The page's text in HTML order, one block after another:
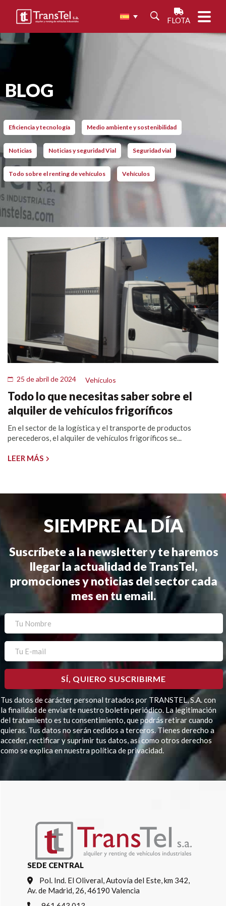
FLOTA
BLOG
Eficiencia y tecnología Medio ambiente y sostenibilidad
Noticias Noticias y seguridad Vial Seguridad vial
Todo sobre el renting de vehículos Vehículos
25 de abril de 2024 Vehículos
Todo lo que necesitas saber sobre el
alquiler de vehículos frigoríficos
En el sector de la logística y el transporte de productos
perecederos, el alquiler de vehículos frigoríficos se...
LEER MÁS
SIEMPRE AL DÍA
Suscríbete a la newsletter y te haremos
llegar la actualidad de TransTel,
promociones y noticias del sector cada
mes en tu email.
Tus datos de carácter personal tratados por TRANSTEL, S.A. con
la finalidad de enviarte nuestro boletín periódico. La legitimación
del tratamiento es tu consentimiento, que podrás retirar cuando
quieras. Tus datos no serán cedidos a terceros. Tienes derecho a
acceder, rectificar y suprimir tus datos, así como otros derechos
como se explica en nuestra política de privacidad.
SEDE CENTRAL
Pol. Ind. El Oliveral, Autovía del Este, km 342,
Av. de Madrid, 26, 46190 Valencia